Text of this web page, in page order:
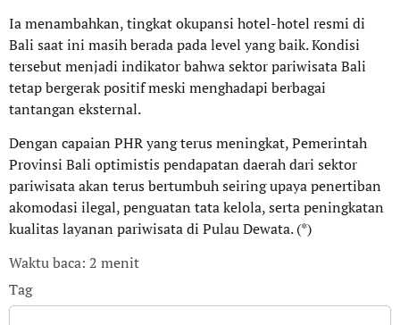
Ia menambahkan, tingkat okupansi hotel-hotel resmi di
Bali saat ini masih berada pada level yang baik. Kondisi
tersebut menjadi indikator bahwa sektor pariwisata Bali
tetap bergerak positif meski menghadapi berbagai
tantangan eksternal.
Dengan capaian PHR yang terus meningkat, Pemerintah
Provinsi Bali optimistis pendapatan daerah dari sektor
pariwisata akan terus bertumbuh seiring upaya penertiban
akomodasi ilegal, penguatan tata kelola, serta peningkatan
kualitas layanan pariwisata di Pulau Dewata. (*)
Waktu baca: 2 menit
Tag